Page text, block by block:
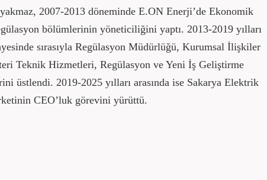
2007-2013 döneminde E.ON Enerji’de Ekonomik
bölümlerinin yöneticiliğini yaptı. 2013-2019 yılları
sırasıyla Regülasyon Müdürlüğü, Kurumsal İlişkiler
Teknik Hizmetleri, Regülasyon ve Yeni İş Geliştirme
üstlendi. 2019-2025 yılları arasında ise Sakarya Elektrik
CEO’luk görevini yürüttü.